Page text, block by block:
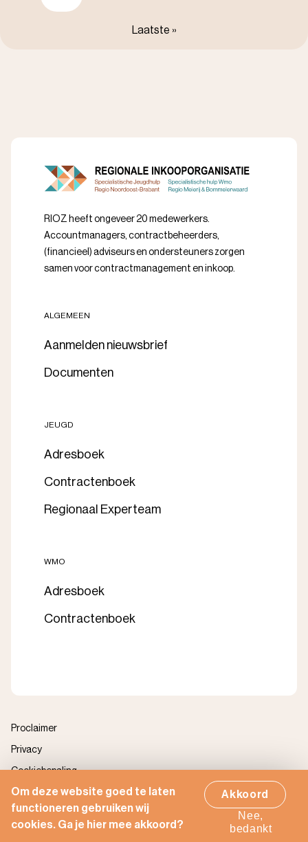
Om deze website goed te laten
functioneren gebruiken wij
cookies. Ga je hier mee akkoord?
Akkoord
Nee,
bedankt
pagina
Laatste
Laatste »
RIOZ heeft ongeveer 20 medewerkers.
Accountmanagers, contractbeheerders,
(financieel) adviseurs en ondersteuners zorgen
samen voor contractmanagement en inkoop.
ALGEMEEN
Aanmelden nieuwsbrief
Documenten
JEUGD
Adresboek
Contractenboek
Regionaal Experteam
WMO
Adresboek
Contractenboek
Proclaimer
Privacy
Cookiebepaling
Zorgportaal
Realisatie door Indicia